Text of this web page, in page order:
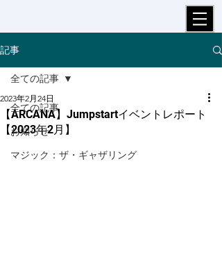
記事
全ての記事
お知らせ
マジック：ザ・ギャザリング
全ての記事
【ARCANA】Jumpstartイベントレポート
【2023年2月】
2023年2月24日